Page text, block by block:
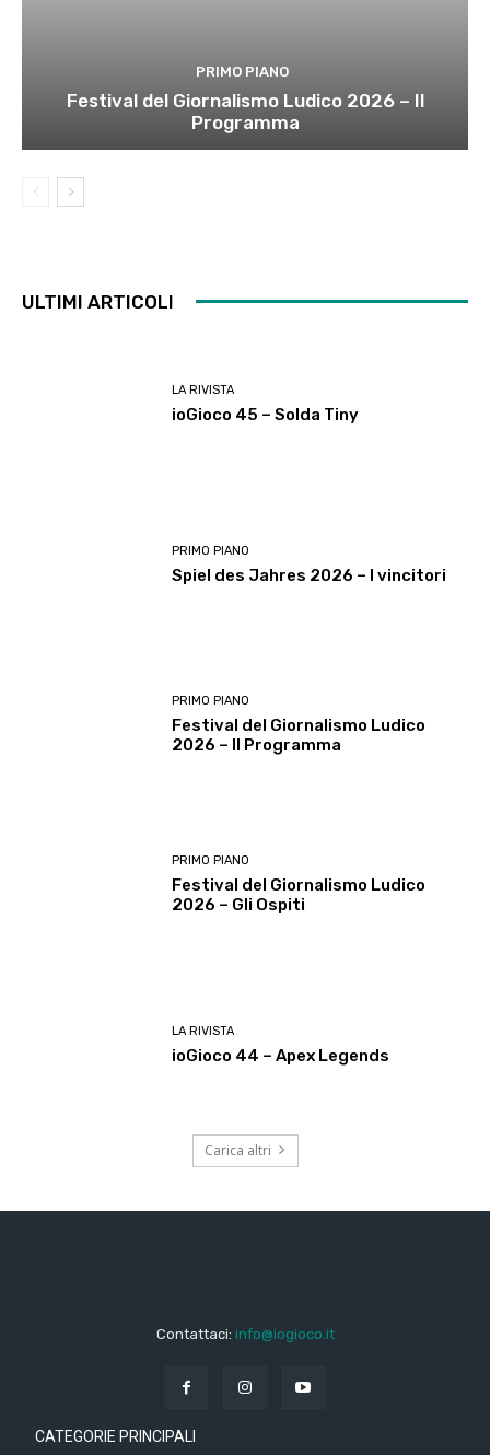
PRIMO PIANO
Festival del Giornalismo Ludico 2026 – Il
Programma
ULTIMI ARTICOLI
LA RIVISTA
ioGioco 45 – Solda Tiny
PRIMO PIANO
Spiel des Jahres 2026 – I vincitori
PRIMO PIANO
Festival del Giornalismo Ludico
2026 – Il Programma
PRIMO PIANO
Festival del Giornalismo Ludico
2026 – Gli Ospiti
LA RIVISTA
ioGioco 44 – Apex Legends
Carica altri
Contattaci: info@iogioco.it
CATEGORIE PRINCIPALI